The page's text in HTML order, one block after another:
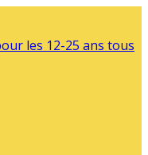
les 12-25 ans tous